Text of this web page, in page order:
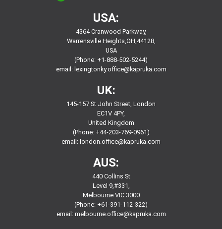
USA:
4364 Cranwood Parkway,
Warrensville Heights,OH,44128,
USA
(Phone: +1-888-502-5244)
email: lexingtonky.office@kapruka.com
UK:
145-157 St John Street, London
EC1V 4PY,
United Kingdom
(Phone: +44-203-769-0961)
email: london.office@kapruka.com
AUS:
440 Collins St
Level 9,#331,
Melbourne VIC 3000
(Phone: +61-391-112-322)
email: melbourne.office@kapruka.com